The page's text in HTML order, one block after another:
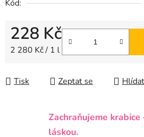
Kód:
228 Kč
Měrná cena:
2 280 Kč / 1 l
Tisk Zeptat se Hlídat
Zachraňujeme krabice
láskou.